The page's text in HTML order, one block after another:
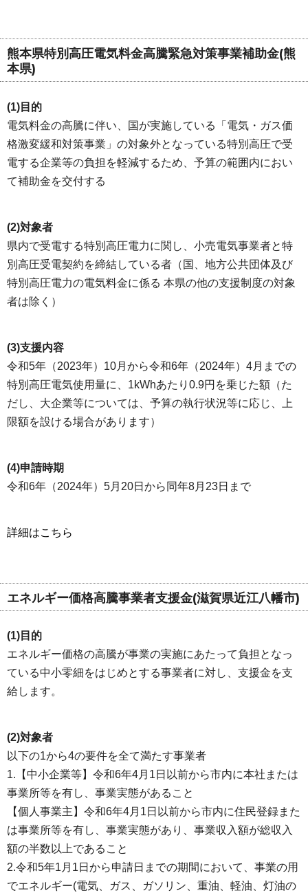
熊本県特別高圧電気料金高騰緊急対策事業補助金(熊
本県)
(1)目的
電気料金の高騰に伴い、国が実施している「電気・ガス価
格激変緩和対策事業」の対象外となっている特別高圧で受
電する企業等の負担を軽減するため、予算の範囲内におい
て補助金を交付する
(2)対象者
県内で受電する特別高圧電力に関し、小売電気事業者と特
別高圧受電契約を締結している者（国、地方公共団体及び
特別高圧電力の電気料金に係る 本県の他の支援制度の対象
者は除く）
(3)支援内容
令和5年（2023年）10月から令和6年（2024年）4月までの
特別高圧電気使用量に、1kWhあたり0.9円を乗じた額（た
だし、大企業等については、予算の執行状況等に応じ、上
限額を設ける場合があります）
(4)申請時期
令和6年（2024年）5月20日から同年8月23日まで
詳細はこちら
エネルギー価格高騰事業者支援金(滋賀県近江八幡市)
(1)目的
エネルギー価格の高騰が事業の実施にあたって負担となっ
ている中小零細をはじめとする事業者に対し、支援金を支
給します。
(2)対象者
以下の1から4の要件を全て満たす事業者
1.【中小企業等】令和6年4月1日以前から市内に本社または
事業所等を有し、事業実態があること
【個人事業主】令和6年4月1日以前から市内に住民登録また
は事業所等を有し、事業実態があり、事業収入額が総収入
額の半数以上であること
2.令和5年1月1日から申請日までの期間において、事業の用
でエネルギー(電気、ガス、ガソリン、重油、軽油、灯油の